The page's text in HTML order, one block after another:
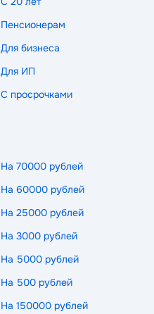
Пенсионерам
Для бизнеса
Для ИП
С просрочками
На 70000 рублей
На 60000 рублей
На 25000 рублей
На 3000 рублей
На 5000 рублей
На 500 рублей
На 150000 рублей